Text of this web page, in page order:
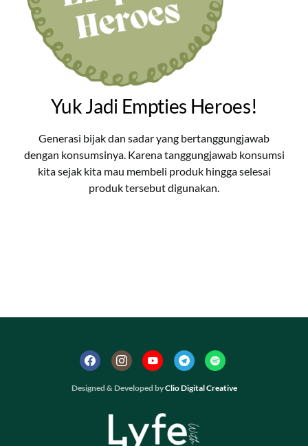
Yuk Jadi Empties Heroes!
Generasi bijak dan sadar yang bertanggungjawab
dengan konsumsinya. Karena tanggungjawab konsumsi
kita sejak kita mau membeli produk hingga selesai
produk tersebut digunakan.
Designed & Developed byClio Digital Creative